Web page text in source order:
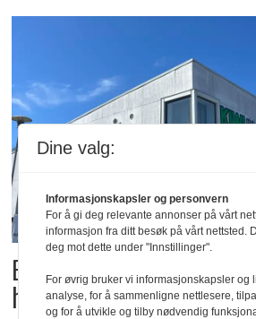
Butikktesten:
hyggelig
Dine valg:
Informasjonskapsler og personvern
For å gi deg relevante annonser på vårt
informasjon fra ditt besøk på vårt nettsted.
deg mot dette under "Innstillinger".
For øvrig bruker vi informasjonskapsler og
analyse, for å sammenligne nettlesere,
og for å utvikle og tilby nødvendig